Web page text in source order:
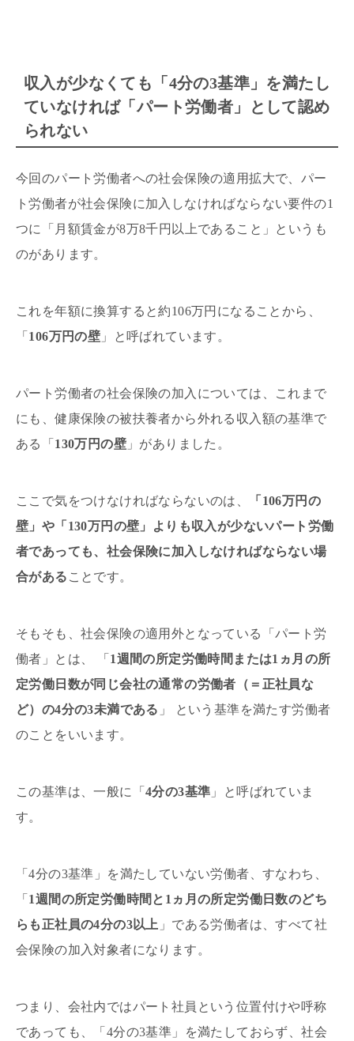
収入が少なくても「4分の3基準」を満たし
ていなければ「パート労働者」として認め
られない
今回のパート労働者への社会保険の適用拡大で、パー
ト労働者が社会保険に加入しなければならない要件の1
つに「月額賃金が8万8千円以上であること」というも
のがあります。
これを年額に換算すると約106万円になることから、
「 106万円の壁 」と呼ばれています。
パート労働者の社会保険の加入については、これまで
にも、健康保険の被扶養者から外れる収入額の基準で
ある「 130万円の壁 」がありました。
ここで気をつけなければならないのは、
「106万円の
壁」や「130万円の壁」よりも収入が少ないパート労働
者であっても、社会保険に加入しなければならない場
合がある ことです。
そもそも、社会保険の適用外となっている「パート労
働者」とは、 「 1週間の所定労働時間または1ヵ月の所
定労働日数が同じ会社の通常の労働者（＝正社員な
ど）の4分の3未満である 」 という基準を満たす労働者
のことをいいます。
この基準は、一般に「 4分の3基準 」と呼ばれていま
す。
「4分の3基準」を満たしていない労働者、すなわち、
「 1週間の所定労働時間と1ヵ月の所定労働日数のどち
らも正社員の4分の3以上 」である労働者は、すべて社
会保険の加入対象者になります。
つまり、会社内ではパート社員という位置付けや呼称
であっても、「4分の3基準」を満たしておらず、社会